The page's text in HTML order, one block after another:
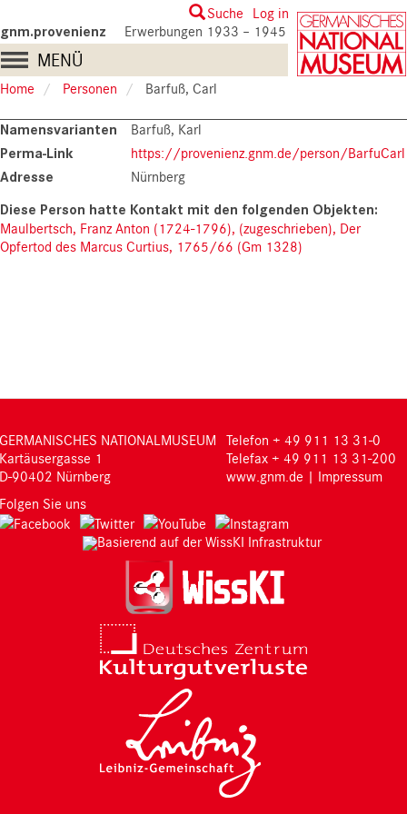
to
main
content
User
account
menu
Suche Log in
gnm.provenienz Erwerbungen 1933 – 1945
Main
navigation
MENÜ
Home Personen Barfuß, Carl
Namensvarianten Barfuß, Karl
Perma-Link https://provenienz.gnm.de/person/BarfuCarl
Adresse Nürnberg
Maulbertsch, Franz Anton (1724-1796), (zugeschrieben), Der
Opfertod des Marcus Curtius, 1765/66 (Gm 1328)
GERMANISCHES NATIONALMUSEUM
Kartäusergasse 1
D-90402 Nürnberg
Telefon + 49 911 13 31-0
Telefax + 49 911 13 31-200
www.gnm.de | Impressum
Folgen Sie uns
Basierend auf der WissKI Infrastruktur